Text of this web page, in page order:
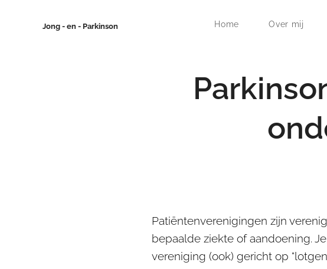
Jong - en - Parkinson Home Over mij
Patiëntenverenigingen zijn
bepaalde ziekte of aandoening.
vereniging (ook) gericht op